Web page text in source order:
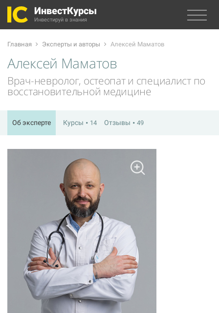
ИнвестКурсы
Инвестируй в знания
Главная Эксперты и авторы Алексей Маматов
Алексей Маматов
Врач-невролог, остеопат и специалист по
восстановительной медицине
Об эксперте Курсы 14 Отзывы 49